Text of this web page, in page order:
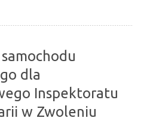
dla
Inspektoratu
w Zwoleniu